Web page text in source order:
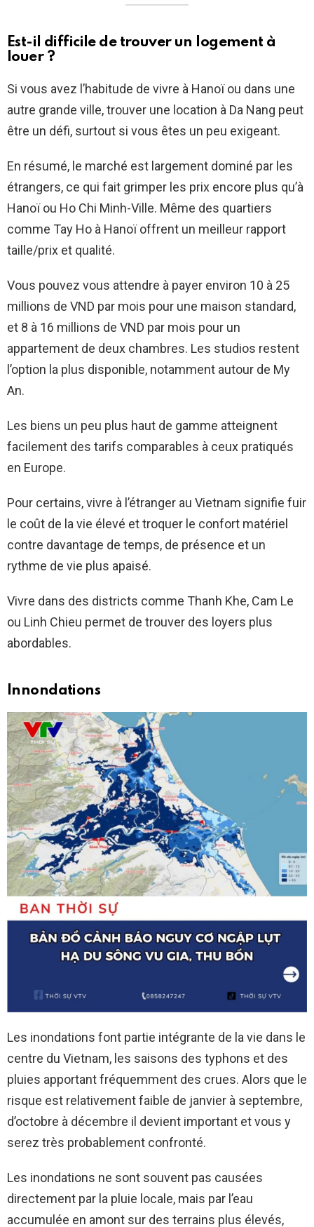
Est-il difficile de trouver un logement à
louer ?
Si vous avez l’habitude de vivre à Hanoï ou dans une
autre grande ville, trouver une location à Da Nang peut
être un défi, surtout si vous êtes un peu exigeant.
En résumé, le marché est largement dominé par les
étrangers, ce qui fait grimper les prix encore plus qu’à
Hanoï ou Ho Chi Minh-Ville. Même des quartiers
comme Tay Ho à Hanoï offrent un meilleur rapport
taille/prix et qualité.
Vous pouvez vous attendre à payer environ 10 à 25
millions de VND par mois pour une maison standard,
et 8 à 16 millions de VND par mois pour un
appartement de deux chambres. Les studios restent
l’option la plus disponible, notamment autour de My
An.
Les biens un peu plus haut de gamme atteignent
facilement des tarifs comparables à ceux pratiqués
en Europe.
Pour certains, vivre à l’étranger au Vietnam signifie fuir
le coût de la vie élevé et troquer le confort matériel
contre davantage de temps, de présence et un
rythme de vie plus apaisé.
Vivre dans des districts comme Thanh Khe, Cam Le
ou Linh Chieu permet de trouver des loyers plus
abordables.
Innondations
Les inondations font partie intégrante de la vie dans le
centre du Vietnam, les saisons des typhons et des
pluies apportant fréquemment des crues. Alors que le
risque est relativement faible de janvier à septembre,
d’octobre à décembre il devient important et vous y
serez très probablement confronté.
Les inondations ne sont souvent pas causées
directement par la pluie locale, mais par l’eau
accumulée en amont sur des terrains plus élevés,